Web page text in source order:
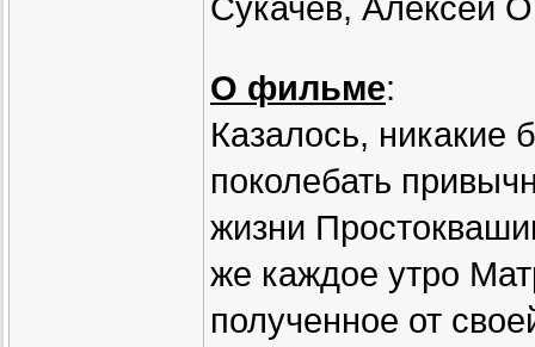
Сукачёв, Алексей
О фильме:
Казалось, никакие
поколебать
жизни
же каждое утро
полученное от